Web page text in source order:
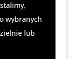
wybranych
lub